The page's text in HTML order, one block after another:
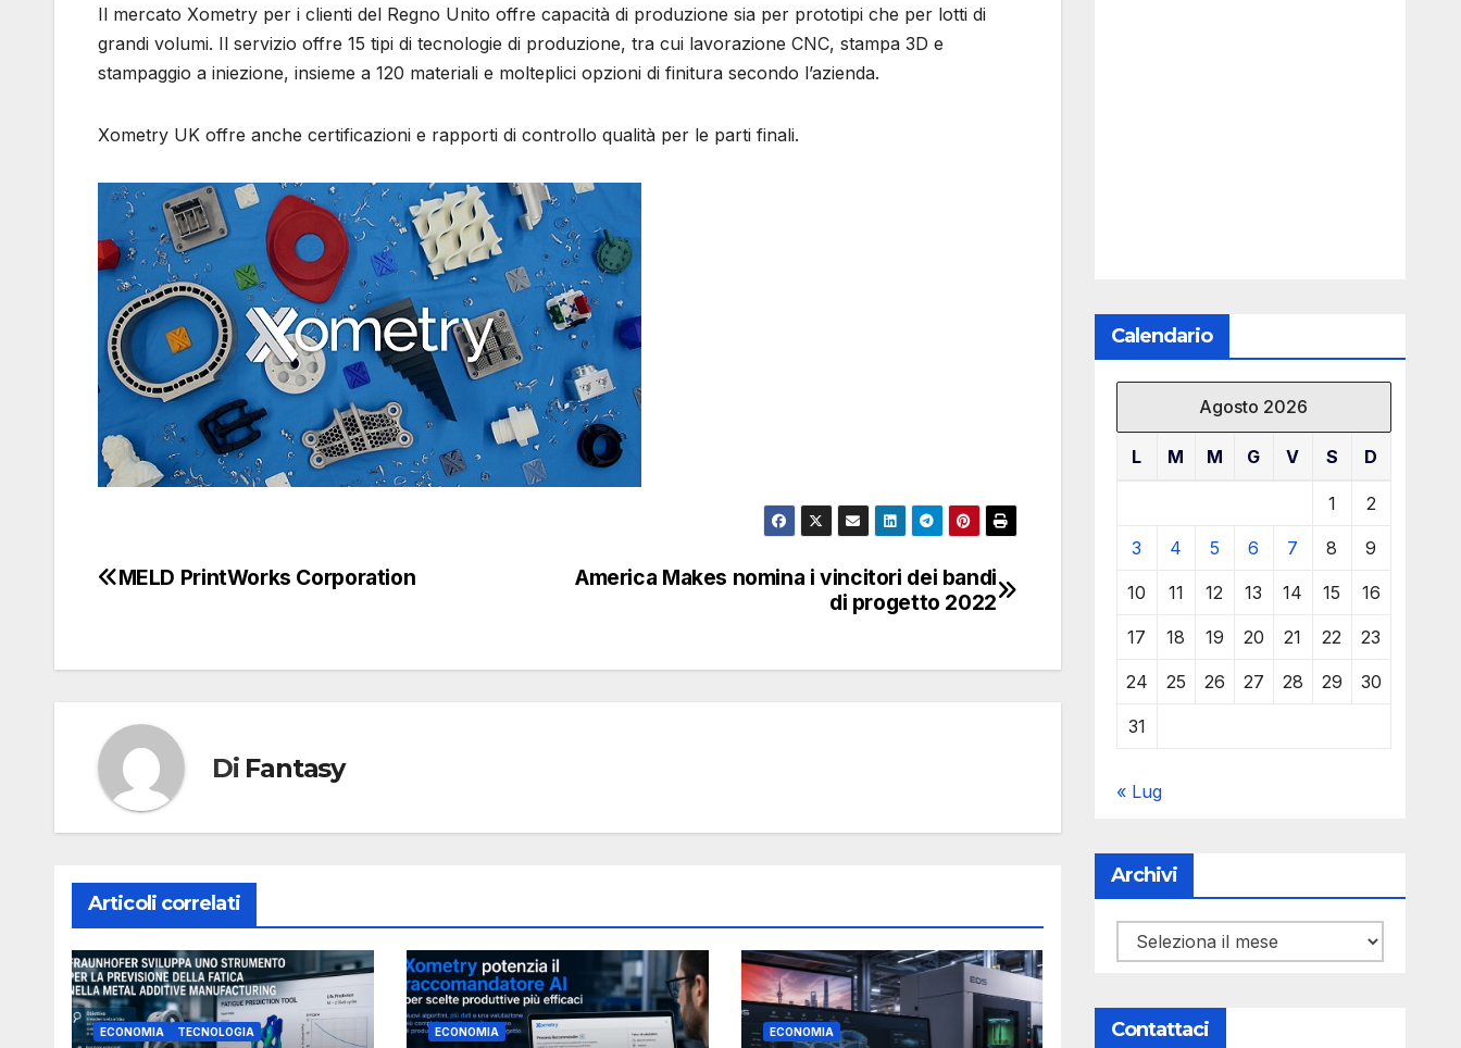
Il mercato Xometry per i clienti del Regno Unito offre capacità di produzione sia per prototipi che per lotti di
grandi volumi. Il servizio offre 15 tipi di tecnologie di produzione, tra cui lavorazione CNC, stampa 3D e
stampaggio a iniezione, insieme a 120 materiali e molteplici opzioni di finitura secondo l’azienda.
Xometry UK offre anche certificazioni e rapporti di controllo qualità per le parti finali.
Navigazione
America Makes nomina i vincitori dei bandi
di progetto 2022
MELD PrintWorks Corporation
Di Fantasy
Articoli correlati
ECONOMIA TECNOLOGIA ECONOMIA ECONOMIA
Calendario
Agosto 2026
L M M G V S D
1 2
3 4 5 6 7 8 9
10 11 12 13 14 15 16
17 18 19 20 21 22 23
24 25 26 27 28 29 30
31
« Lug
Archivi
Archivi
Contattaci